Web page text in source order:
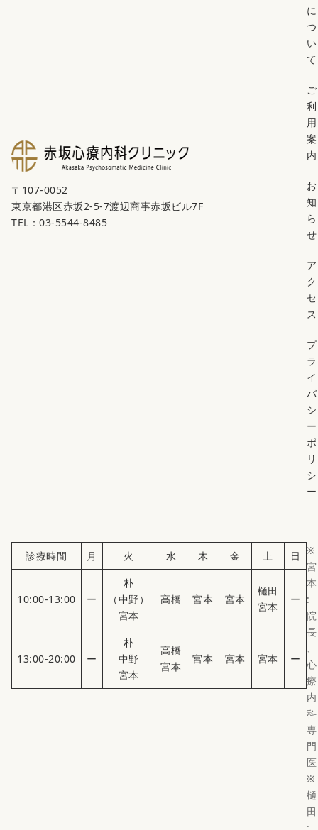
〒107-0052
東京都港区赤坂2-5-7渡辺商事赤坂ビル7F
TEL：03-5544-8485
に
つ
い
て
ご
利
用
案
内
お
知
ら
せ
ア
ク
セ
ス
プ
ラ
イ
バ
シ
ー
ポ
リ
シ
ー
診療時間 月 火 水 木 金 土 日
10:00-13:00 ー
朴
（中野）
宮本
高橋 宮本 宮本
樋田
宮本
ー
13:00-20:00 ー
朴
中野
宮本
高橋
宮本
宮本 宮本 宮本 ー
※
宮
本
:
院
長
、
心
療
内
科
専
門
医
※
樋
田